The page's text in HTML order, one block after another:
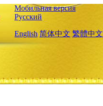
Мобильная версия
Русский
English 简体中文 繁體中文